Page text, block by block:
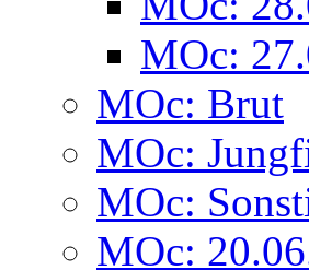
MOc:
MOc: Brut
MOc:
MOc:
MOc: